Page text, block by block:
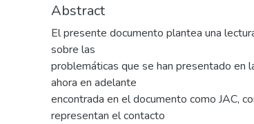
Abstract
El presente documento plantea una
sobre las
problemáticas que se han presentado en
ahora en adelante
encontrada en el documento como JAC,
representan el contacto